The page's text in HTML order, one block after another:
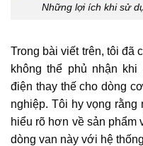
Những lợi ích khi sử
Trong bài viết trên, tôi đã
không thể phủ nhận
điện thay thế cho dòng
nghiệp. Tôi hy vọng
hiểu rõ hơn về sản
dòng van này với hệ